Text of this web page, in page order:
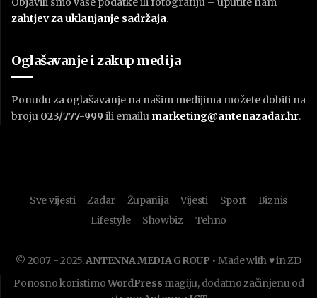
zahtjev za uklanjanje sadržaja.
Oglašavanje i zakup medija
Ponudu za oglašavanje na našim medijima možete dobiti na
broju 023/777-999 ili emailu marketing@antenazadar.hr.
Sve vijesti Zadar Županija Vijesti Sport
Biznis
Lifestyle
Showbiz Tehno
© 2007. - 2025.ANTENNA MEDIA GROUP • Made with ♥ in ZD
Ponosno koristimoWordPress magiju, dodatno začinjenu od